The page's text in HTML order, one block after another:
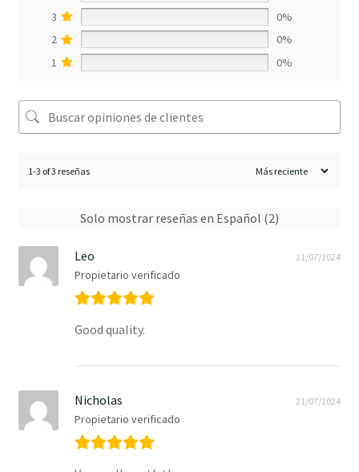
3
0%
2
0%
1
0%
1-3 of 3 reseñas
Solo mostrar reseñas en Español (2)
Leo
Propietario verificado
21/07/2024
Good quality.
Nicholas
Propietario verificado
21/07/2024